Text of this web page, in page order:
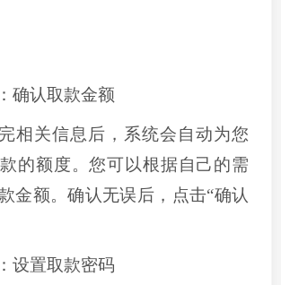
确认取款金额
相关信息后，系统会自动为您
的额度。您可以根据自己的需
金额。确认无误后，点击“确认
设置取款密码